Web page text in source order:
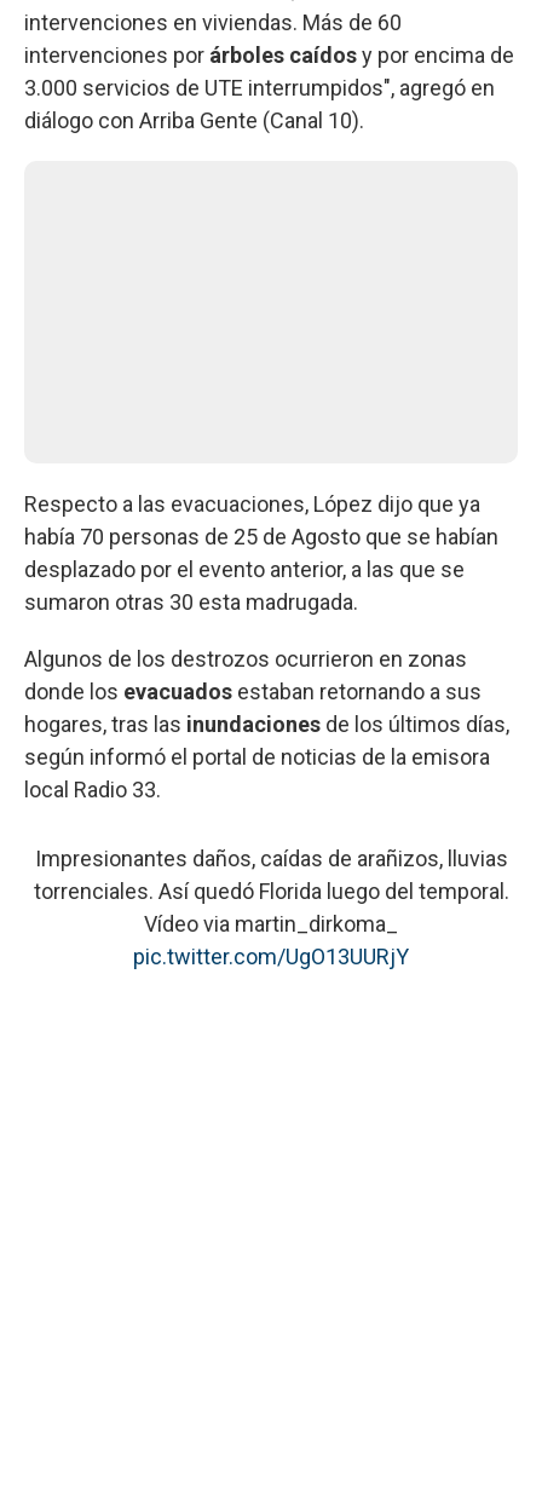
intervenciones en viviendas. Más de 60
intervenciones por árboles caídosy por encima de
3.000 servicios de UTE interrumpidos", agregó en
diálogo con Arriba Gente (Canal 10).
Respecto a las evacuaciones, López dijo que ya
había 70 personas de 25 de Agosto que se habían
desplazado por el evento anterior, a las que se
sumaron otras 30 esta madrugada.
Algunos de los destrozos ocurrieron en zonas
donde los evacuados estaban retornando a sus
hogares, tras las inundaciones de los últimos días,
según informó el portal de noticias de la emisora
local Radio 33.
Impresionantes daños, caídas de arañizos, lluvias
torrenciales. Así quedó Florida luego del temporal.
Vídeo via martin_dirkoma_
pic.twitter.com/UgO13UURjY